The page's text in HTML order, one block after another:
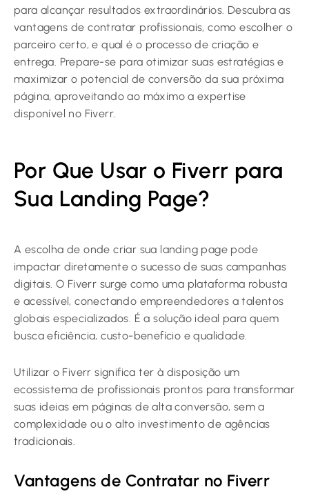
para alcançar resultados extraordinários. Descubra as
vantagens de contratar profissionais, como escolher o
parceiro certo, e qual é o processo de criação e
entrega. Prepare-se para otimizar suas estratégias e
maximizar o potencial de conversão da sua próxima
página, aproveitando ao máximo a expertise
disponível no Fiverr.
Por Que Usar o Fiverr para
Sua Landing Page?
A escolha de onde criar sua landing page pode
impactar diretamente o sucesso de suas campanhas
digitais. O Fiverr surge como uma plataforma robusta
e acessível, conectando empreendedores a talentos
globais especializados. É a solução ideal para quem
busca eficiência, custo-benefício e qualidade.
Utilizar o Fiverr significa ter à disposição um
ecossistema de profissionais prontos para transformar
suas ideias em páginas de alta conversão, sem a
complexidade ou o alto investimento de agências
tradicionais.
Vantagens de Contratar no Fiverr